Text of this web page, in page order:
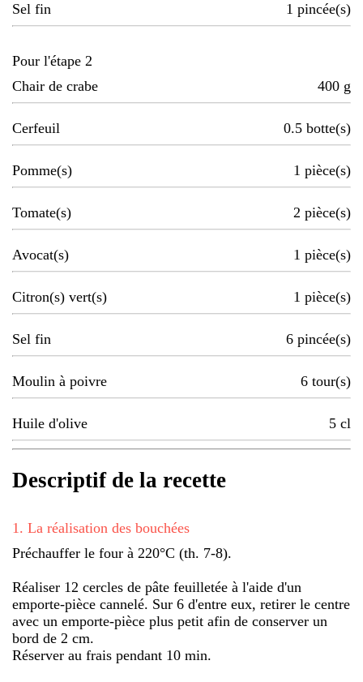
Sel fin 1 pincée(s)
Pour l'étape 2
Chair de crabe
400 g
Cerfeuil 0.5 botte(s)
Pomme(s) 1 pièce(s)
Tomate(s) 2 pièce(s)
Avocat(s) 1 pièce(s)
Citron(s) vert(s) 1 pièce(s)
Sel fin 6 pincée(s)
Moulin à poivre 6 tour(s)
Huile d'olive 5 cl
Descriptif de la recette
1 . La réalisation des bouchées
Préchauffer le four à 220°C (th. 7-8).
Réaliser 12 cercles de pâte feuilletée à l'aide d'un
emporte-pièce cannelé. Sur 6 d'entre eux, retirer le centre
avec un emporte-pièce plus petit afin de conserver un
bord de 2 cm.
Réserver au frais pendant 10 min.